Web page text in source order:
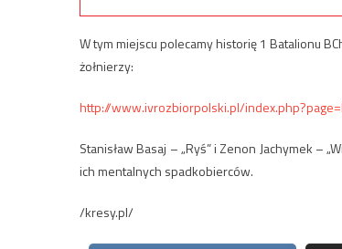
W tym miejscu polecamy historię 1 Batalionu
żołnierzy:
http://www.ivrozbiorpolski.pl/
Stanisław Basaj – „Ryś” i Zenon Jachymek –
ich mentalnych spadkobierców.
/kresy.pl/